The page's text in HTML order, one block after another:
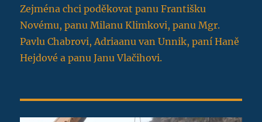
Zejména chci poděkovat panu Františku
Novému, panu Milanu Klimkovi, panu Mgr.
Pavlu Chabrovi, Adriaanu van Unnik, paní Haně
Hejdové a panu Janu Vlačihovi.